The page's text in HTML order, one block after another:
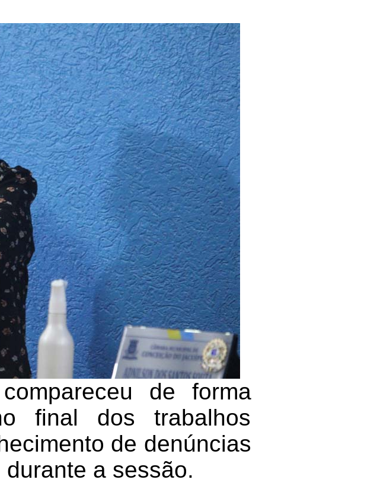
de forma
final dos trabalhos
de denúncias
a sessão.